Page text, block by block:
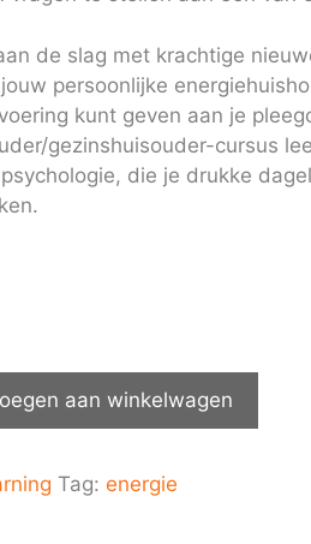
de slag met krachtige
persoonlijke
kunt geven aan je
gezinshuisouder-cursus
die je drukke
aan winkelwagen
Tag:energie